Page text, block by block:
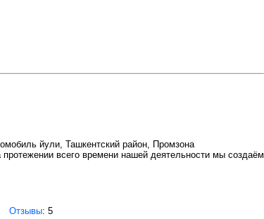
йули, Ташкентский район, Промзона
всего времени нашей деятельности мы создаём
Отзывы: 5